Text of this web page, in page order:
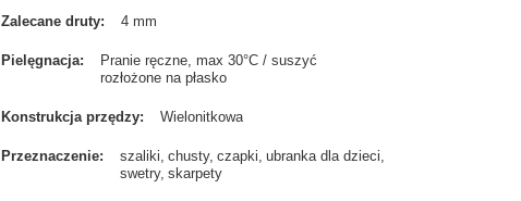
Zalecane druty 4 mm
Pielęgnacja
Pranie ręczne, max 30°C / suszyć
rozłożone na płasko
Konstrukcja przędzy Wielonitkowa
Przeznaczenie szaliki chusty czapki ubranka dla dzieci
swetry skarpety